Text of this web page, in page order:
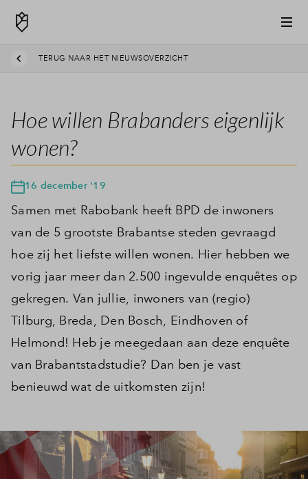
TERUG NAAR HET NIEUWSOVERZICHT
Hoe willen Brabanders eigenlijk
wonen?
16 december '19
Samen met Rabobank heeft BPD de inwoners
van de 5 grootste Brabantse steden gevraagd
hoe zij het liefste willen wonen. Hier hebben we
vorig jaar meer dan 2.500 ingevulde enquêtes op
gekregen. Van jullie, inwoners van (regio)
Tilburg, Breda, Den Bosch, Eindhoven of
Helmond! Heb je meegedaan aan deze enquête
van Brabantstadstudie? Dan ben je vast
benieuwd wat de uitkomsten zijn!